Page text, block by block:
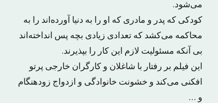
می‌شود.
کودکی که پدر و مادری که او را به دنیا آورده‌اند را به
محاکمه می‌کشد که تعدادی زیادی بچه پس انداخته‌اند
بی آنکه مسئولیت لازم این کار را بپذیرند.
این فیلم بر رفتار با شاغلان و کارگران خارجی پرتو
افکنی می‌کند و خشونت خانوادگی و ازدواج زودهنگام
و …